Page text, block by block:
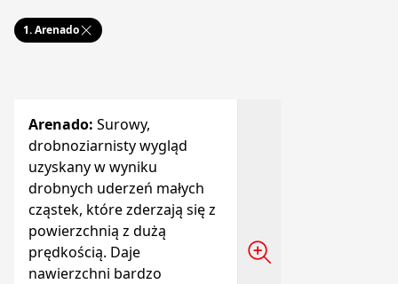
1.Arenado
Arenado: Surowy,
drobnoziarnisty wygląd
uzyskany w wyniku
drobnych uderzeń małych
cząstek, które zderzają się z
powierzchnią z dużą
prędkością. Daje
nawierzchni bardzo